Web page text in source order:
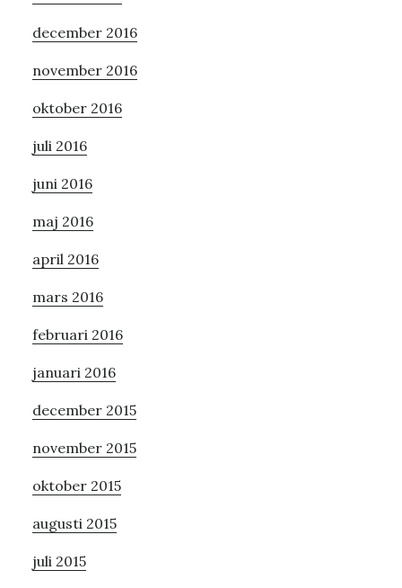
december 2016
november 2016
oktober 2016
juli 2016
juni 2016
maj 2016
april 2016
mars 2016
februari 2016
januari 2016
december 2015
november 2015
oktober 2015
augusti 2015
juli 2015